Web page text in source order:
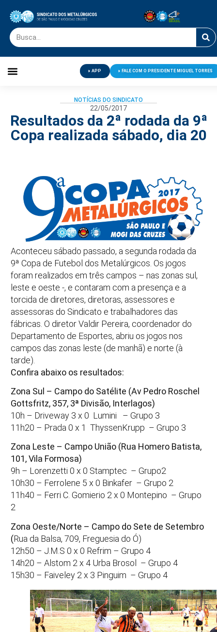
APP FALE COM O PRESIDENTE MIGUEL TORRES
NOTÍCIAS DO SINDICATO
22/05/2017
Resultados da 2ª rodada da 9ª
Copa realizada sábado, dia 20
Aconteceu sábado passado, a segunda rodada da
9ª Copa de Futebol dos Metalúrgicos. Os jogos
foram realizados em três campos – nas zonas sul,
leste e oeste -, e contaram com a presença e a
torcida de diretores, diretoras, assessores e
assessoras do Sindicato e trabalhadores das
fábricas. O diretor Valdir Pereira, coordenador do
Departamento de Esportes, abriu os jogos nos
campos das zonas leste (de manhã) e norte (à
tarde).
Confira abaixo os resultados:
Zona Sul – Campo do Satélite (Av Pedro Roschel
Gottsfritz, 357, 3ª Divisão, Interlagos)
10h – Driveway 3 x 0 Lumini – Grupo 3
11h20 – Prada 0 x 1 ThyssenKrupp – Grupo 3
Zona Leste – Campo União (Rua Homero Batista,
101, Vila Formosa)
9h – Lorenzetti 0 x 0 Stamptec – Grupo2
10h30 – Ferrolene 5 x 0 Binkafer – Grupo 2
11h40 – Ferri C. Gomierio 2 x 0 Montepino – Grupo
2
Zona Oeste/Norte – Campo do Sete de Setembro
(Rua da Balsa, 709, Freguesia do Ó)
12h50 – J.M.S 0 x 0 Refrim – Grupo 4
14h20 – Alstom 2 x 4 Urba Brosol – Grupo 4
15h30 – Faiveley 2 x 3 Pinguim – Grupo 4